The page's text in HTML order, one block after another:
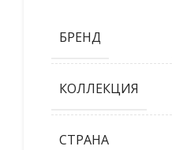
БРЕНД
КОЛЛЕКЦИЯ
СТРАНА